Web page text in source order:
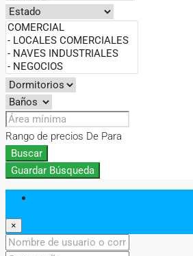
Rango de precios De Para
Buscar
Guardar Búsqueda
×